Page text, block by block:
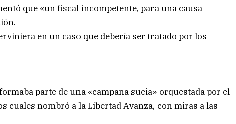
que «un fiscal incompetente, para una causa
en un caso que debería ser tratado por los
parte de una «campaña sucia» orquestada por el
cuales nombró a la Libertad Avanza, con miras a las